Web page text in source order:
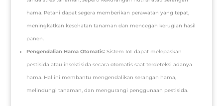
hama. Petani dapat segera memberikan perawatan yang tepat,
meningkatkan kesehatan tanaman dan mencegah kerugian hasil
panen.
Pengendalian Hama Otomatis: Sistem IoT dapat melepaskan
pestisida atau insektisida secara otomatis saat terdeteksi adanya
hama. Hal ini membantu mengendalikan serangan hama,
melindungi tanaman, dan mengurangi penggunaan pestisida.